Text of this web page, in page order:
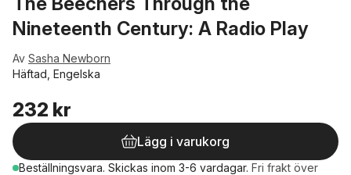
Nineteenth Century: A Radio Play
Av Sasha Newborn
Häftad, Engelska
232 kr
Lägg i varukorg
Beställningsvara. Skickas inom 3-6 vardagar. Fri frakt över